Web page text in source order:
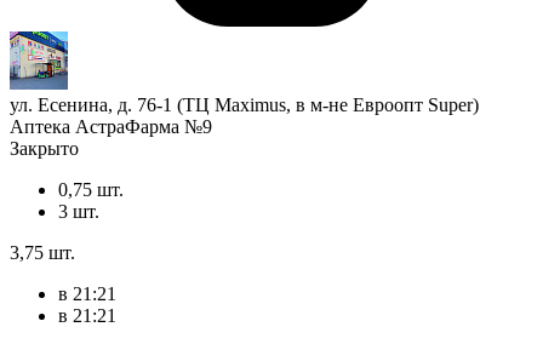
ул. Есенина, д. 76-1 (ТЦ Maximus, в м-не Евроопт Super)
Аптека АстраФарма №9
Закрыто
0,75 шт.
3 шт.
3,75 шт.
в 21:21
в 21:21